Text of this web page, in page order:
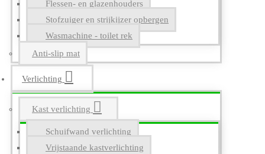
Flessen- en glazenhouders
Stofzuiger en strijkijzer opbergen
Wasmachine - toilet rek
Anti-slip mat
Verlichting
Kast verlichting
Schuifwand verlichting
Vrijstaande kastverlichting